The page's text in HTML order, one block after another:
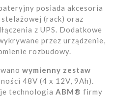
posiada akcesoria
(rack) oraz
z UPS. Dodatkowe
przez urządzenie,
rozbudowy.
wymienny zestaw
48V (4 x 12V, 9Ah).
technologia ABM® firmy